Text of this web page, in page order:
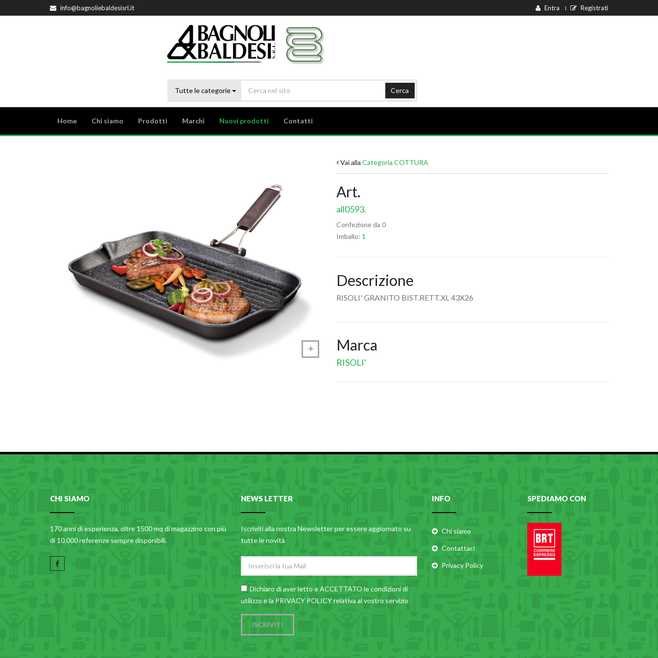
info@bagnoliebaldesisrl.it Entra Registrati
Tutte le categorie Cerca
Home Chi siamo Prodotti Marchi Nuovi prodotti Contatti
Vai alla Categoria COTTURA
Art.
all0593.
Confezione da 0
Imballo: 1
Descrizione
RISOLI' GRANITO BIST.RETT.XL 43X26
Marca
RISOLI'
CHI SIAMO
170 anni di esperienza, oltre 1500 mq di magazzino con più
di 10.000 referenze sempre disponibili.
NEWS LETTER
Iscriviti alla nostra Newsletter per essere aggiornato su
tutte le novità
Dichiaro di aver letto e ACCETTATO lecondizioni di
utilizzo e la PRIVACY POLICY relativa al vostro servizio
ISCRIVITI
INFO
Chi siamo
Contattaci
Privacy Policy
SPEDIAMO CON